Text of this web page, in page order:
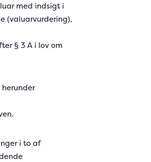
med indsigt i
(valuarvurdering),
§ 3 A i lov om
i to af